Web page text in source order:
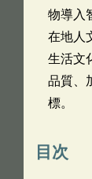
物導入
在地人
生活文
品質、
標。
目次